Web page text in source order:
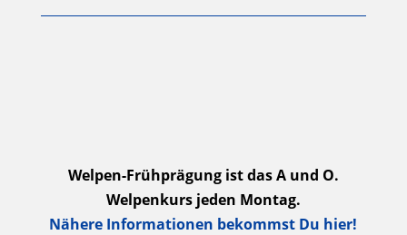
Welpen-Frühprägung ist das A und O.
Welpenkurs jeden Montag.
Nähere Informationen bekommst Du hier!